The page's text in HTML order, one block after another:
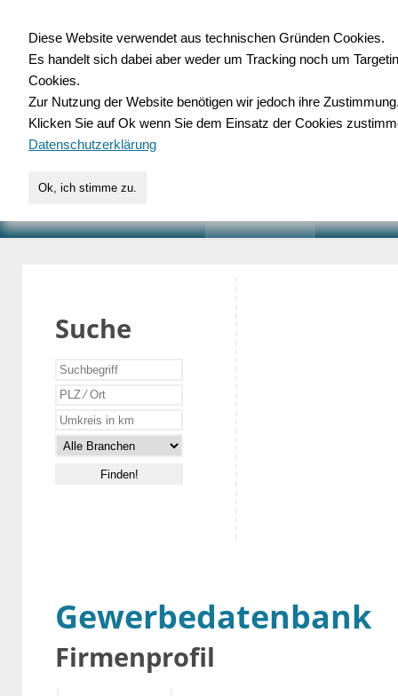
für Handwerk,
Suche
Gewerbedatenbank
Firmenprofil
Diese Website verwendet aus technischen Gründen Cookies.
Es handelt sich dabei aber weder um Tracking noch um
Cookies.
Zur Nutzung der Website benötigen wir jedoch ihre
Klicken Sie auf Ok wenn Sie dem Einsatz der Cookies
Datenschutzerklärung
Ok, ich stimme zu.